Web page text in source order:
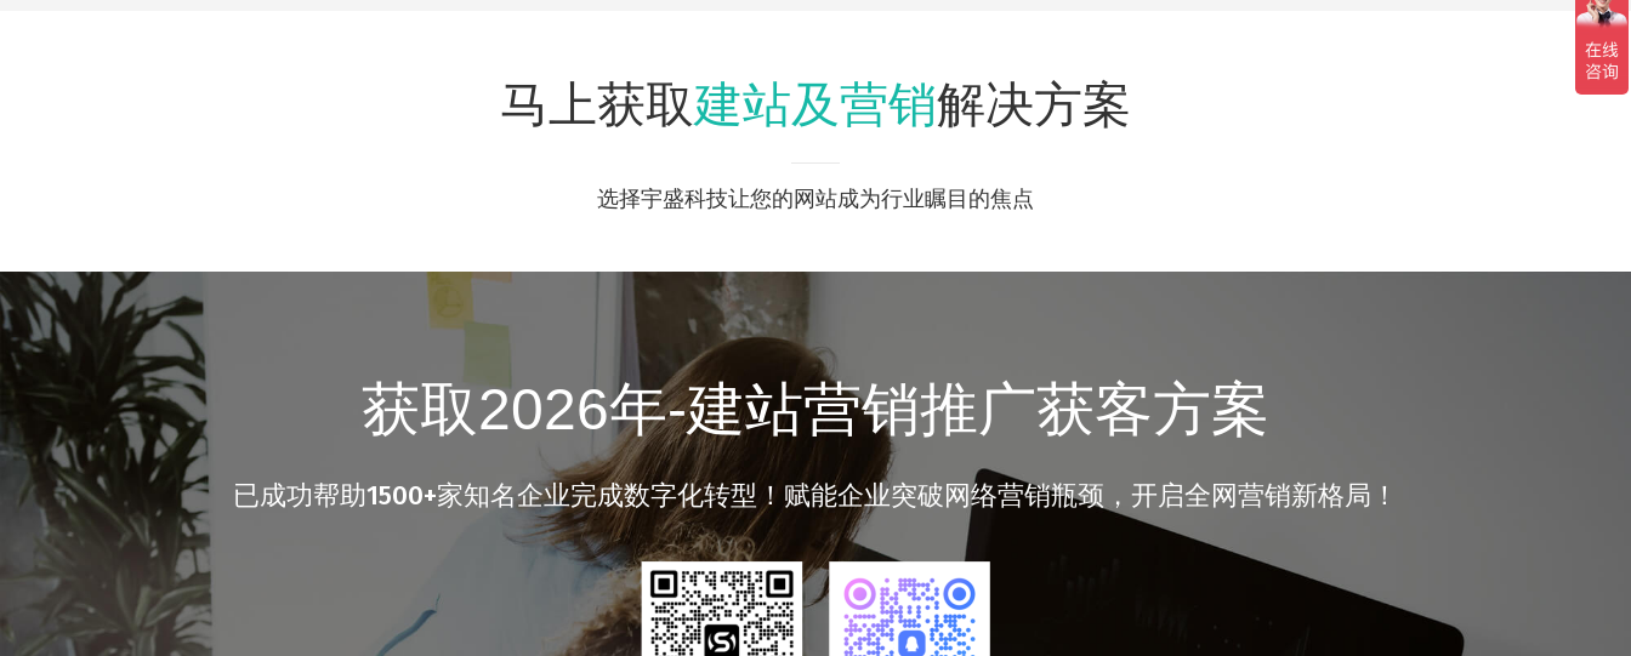
马上获取建站及营销解决方案
选择宇盛科技让您的网站成为行业瞩目的焦点
获取2026年-建站营销推广获客方案
已成功帮助1500+家知名企业完成数字化转型！赋能企业突破网络营销瓶颈，开启全网营销新格局！